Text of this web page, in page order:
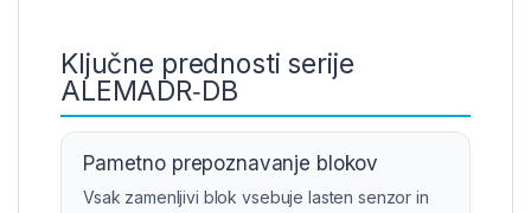
Ključne prednosti serije
ALEMADR‑DB
Pametno prepoznavanje blokov
Vsak zamenljivi blok vsebuje lasten senzor in